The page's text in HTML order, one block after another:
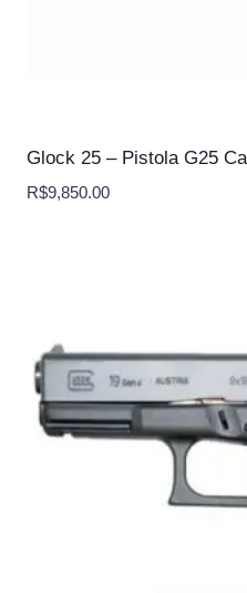
Glock 25 – Pistola G25
R$9,850.00